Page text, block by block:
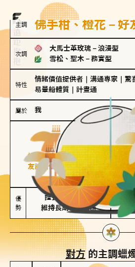
主調 佛手柑、橙花－好
次調
大馬士革玫瑰 － 浪漫型
雪松、聖木 － 務實型
特性
情緒價值提供者 溝通專家 驚
易暈船體質
計畫通
屬於 我
好友型
佛手柑、橙花
好友型的人喜歡分享生活中的點滴
友誼和信任，穩定感是重要的關鍵
情是心靈深處的共鳴
優
勢
擅長聆聽與溝通
維持長期穩定關係
對方的主調蠟